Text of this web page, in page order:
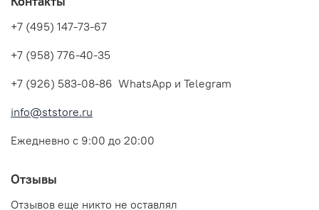
+7 (495) 147-73-67
+7 (958) 776-40-35
+7 (926) 583-08-86 WhatsApp и Telegram
info@ststore.ru
Ежедневно с 9:00 до 20:00
Отзывы
Отзывов еще никто не оставлял